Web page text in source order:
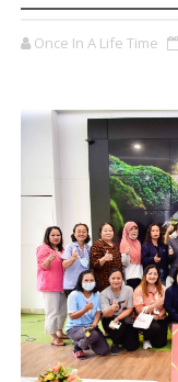
Once In A Life Time